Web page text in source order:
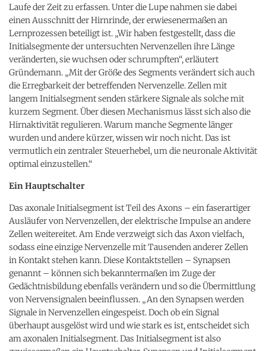
Laufe der Zeit zu erfassen. Unter die Lupe nahmen sie dabei
einen Ausschnitt der Hirnrinde, der erwiesenermaßen an
Lernprozessen beteiligt ist. „Wir haben festgestellt, dass die
Initialsegmente der untersuchten Nervenzellen ihre Länge
veränderten, sie wuchsen oder schrumpften“, erläutert
Gründemann. „Mit der Größe des Segments verändert sich auch
die Erregbarkeit der betreffenden Nervenzelle. Zellen mit
langem Initialsegment senden stärkere Signale als solche mit
kurzem Segment. Über diesen Mechanismus lässt sich also die
Hirnaktivität regulieren. Warum manche Segmente länger
wurden und andere kürzer, wissen wir noch nicht. Das ist
vermutlich ein zentraler Steuerhebel, um die neuronale Aktivität
optimal einzustellen.“
Ein Hauptschalter
Das axonale Initialsegment ist Teil des Axons – ein faserartiger
Ausläufer von Nervenzellen, der elektrische Impulse an andere
Zellen weitereitet. Am Ende verzweigt sich das Axon vielfach,
sodass eine einzige Nervenzelle mit Tausenden anderer Zellen
in Kontakt stehen kann. Diese Kontaktstellen – Synapsen
genannt – können sich bekanntermaßen im Zuge der
Gedächtnisbildung ebenfalls verändern und so die Übermittlung
von Nervensignalen beeinflussen. „An den Synapsen werden
Signale in Nervenzellen eingespeist. Doch ob ein Signal
überhaupt ausgelöst wird und wie stark es ist, entscheidet sich
am axonalen Initialsegment. Das Initialsegment ist also